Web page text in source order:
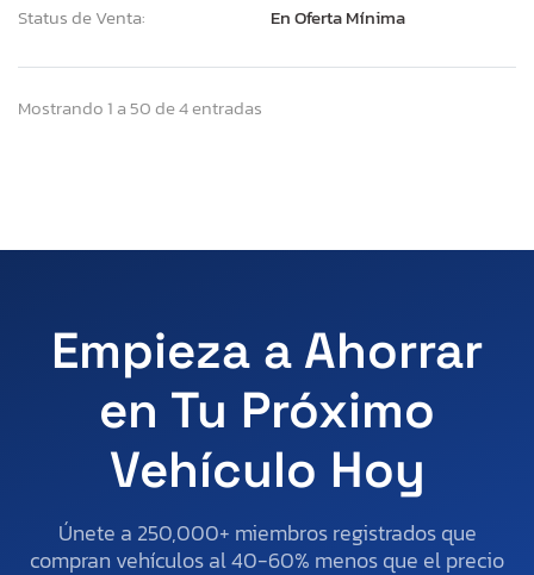
Status de Venta:
En Oferta Mínima
Mostrando 1 a 50 de 4 entradas
Empieza a Ahorrar
en Tu Próximo
Vehículo Hoy
Únete a 250,000+ miembros registrados que
compran vehículos al 40-60% menos que el precio